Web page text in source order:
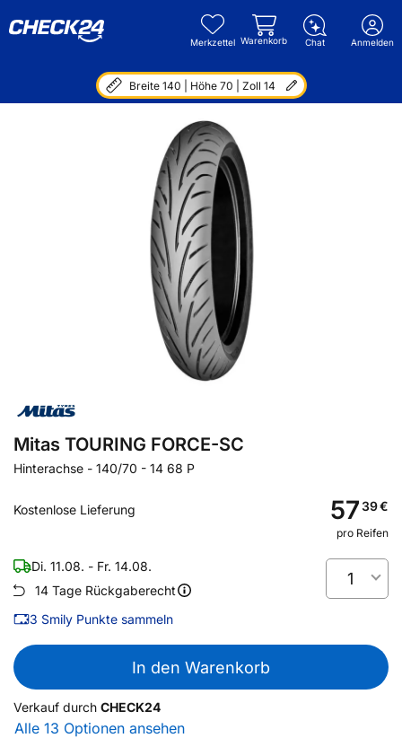
Merkzettel Warenkorb Chat Anmelden
Breite 140 | Höhe 70 | Zoll 14
Mitas TOURING FORCE-SC
Hinterachse - 140/70 - 14 68 P
Kostenlose Lieferung 5739€
pro Reifen
Di. 11.08. - Fr. 14.08.
14 Tage Rückgaberecht
3 Smily Punkte sammeln
1
In den Warenkorb
Verkauf durch CHECK24
Alle 13 Optionen ansehen